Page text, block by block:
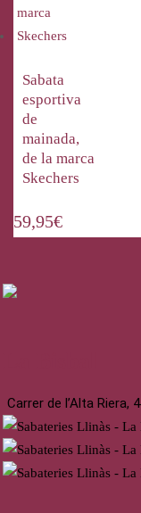
Sabata
esportiva
de
mainada,
de la marca
Skechers
59,95€
Carrer de l’Alta Riera, 4